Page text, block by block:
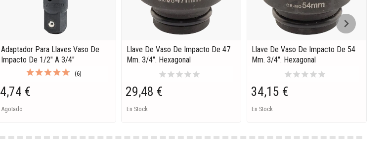
Adaptador Para Llaves Vaso De
Impacto De 1/2" A 3/4"
(6)
4,74 €
Agotado
Llave De Vaso De Impacto De 47
Mm. 3/4". Hexagonal
starstarstarstarstar
29,48 €
En Stock
Llave De Vaso De Impacto De 54
Mm. 3/4". Hexagonal
starstarstarstarstar
34,15 €
En Stock